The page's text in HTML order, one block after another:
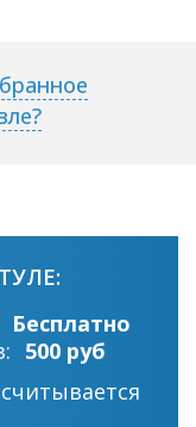
Бесплатно
500 руб